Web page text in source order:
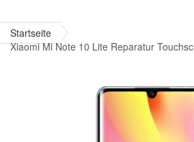
Startseite
Xiaomi Mi Note 10 Lite Reparatur